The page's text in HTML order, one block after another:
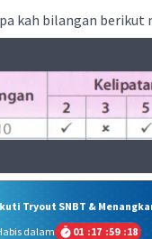
kah bilangan berikut
Tryout SNBT &
dalam
01 :17 :59 :17